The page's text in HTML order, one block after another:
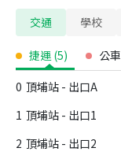
交通 學校
捷運 (5) 公車
0 頂埔站 - 出口A
1 頂埔站 - 出口1
2 頂埔站 - 出口2